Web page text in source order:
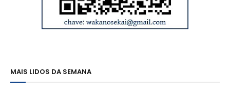
MAIS LIDOS DA SEMANA